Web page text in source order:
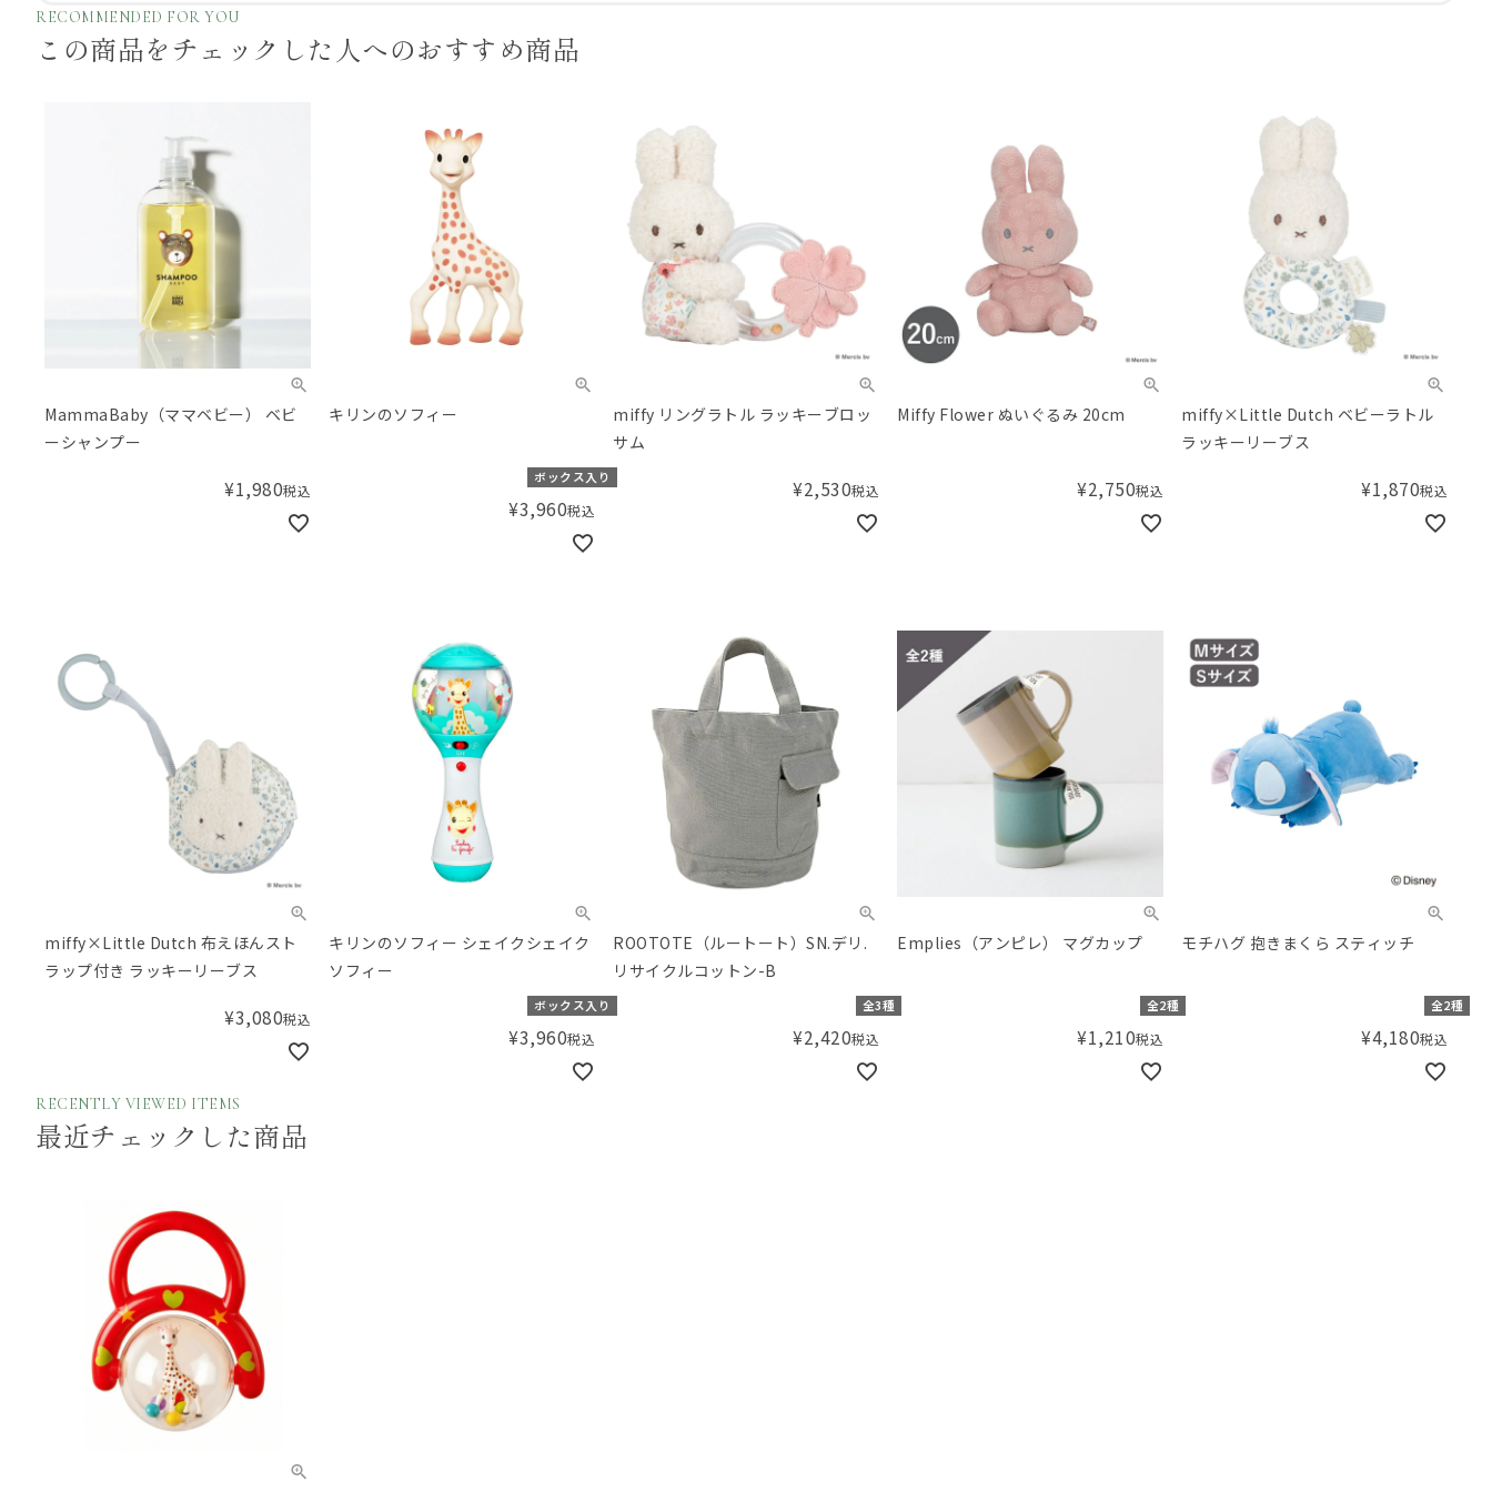
RECOMMENDED FOR YOU
この商品をチェックした 人へのおすすめ商品
MammaBaby（ママベビー） ベビ
ーシャンプー
¥1,980税込
キリンのソフィー
ボックス入り
¥3,960税込
miffy リングラトル ラッキーブロッ
サム
¥2,530税込
Miffy Flower ぬいぐるみ 20cm
¥2,750税込
miffy×Little Dutch ベビーラトル
ラッキーリーブス
¥1,870税込
miffy×Little Dutch 布えほんスト
ラップ付き ラッキーリーブス
¥3,080税込
キリンのソフィー シェイクシェイク
ソフィー
ボックス入り
¥3,960税込
ROOTOTE（ルートート）SN.デリ.
リサイクルコットン-B
全3種
¥2,420税込
Emplies（アンピレ） マグカップ
全2種
¥1,210税込
モチハグ 抱きまくら スティッチ
全2種
¥4,180税込
RECENTLY VIEWED ITEMS
最近チェックした商品